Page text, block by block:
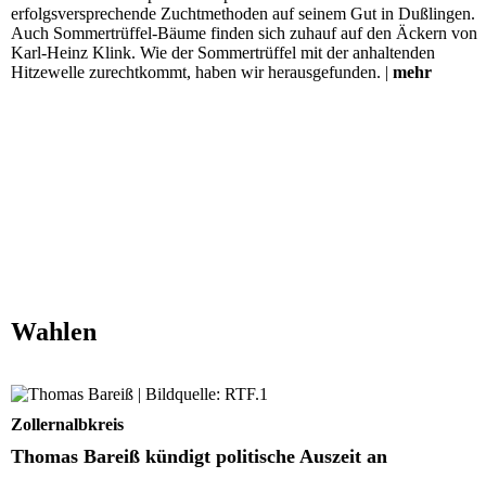
erfolgsversprechende Zuchtmethoden auf seinem Gut in Dußlingen.
Auch Sommertrüffel-Bäume finden sich zuhauf auf den Äckern von
Karl-Heinz Klink. Wie der Sommertrüffel mit der anhaltenden
Hitzewelle zurechtkommt, haben wir herausgefunden. | mehr
Wahlen
Thomas Bareiß kündigt politische Auszeit an
Zollernalbkreis
Thomas Bareiß kündigt politische Auszeit an